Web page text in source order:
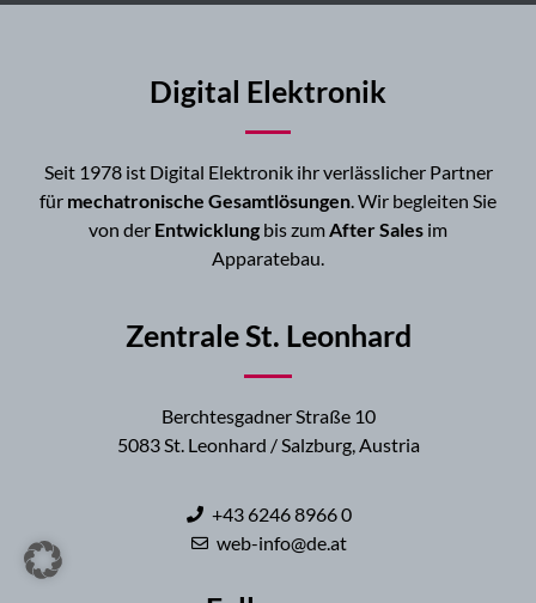
Digital Elektronik
Seit 1978 ist Digital Elektronik ihr verlässlicher Partner
für mechatronische Gesamtlösungen. Wir begleiten Sie
von der Entwicklung bis zumAfter Sales im
Apparatebau.
Zentrale St. Leonhard
Berchtesgadner Straße 10
5083 St. Leonhard / Salzburg, Austria
+43 6246 8966 0
web-info@de.at